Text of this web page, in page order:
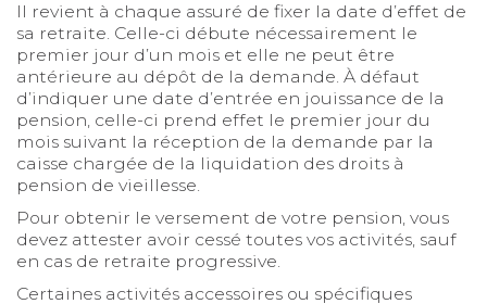
Il revient à chaque assuré de fixer la date d’effet de
sa retraite. Celle-ci débute nécessairement le
premier jour d’un mois et elle ne peut être
antérieure au dépôt de la demande. À défaut
d’indiquer une date d’entrée en jouissance de la
pension, celle-ci prend effet le premier jour du
mois suivant la réception de la demande par la
caisse chargée de la liquidation des droits à
pension de vieillesse.
Pour obtenir le versement de votre pension, vous
devez attester avoir cessé toutes vos activités, sauf
en cas de retraite progressive.
Certaines activités accessoires ou spécifiques